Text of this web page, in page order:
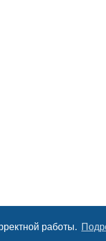
работы.